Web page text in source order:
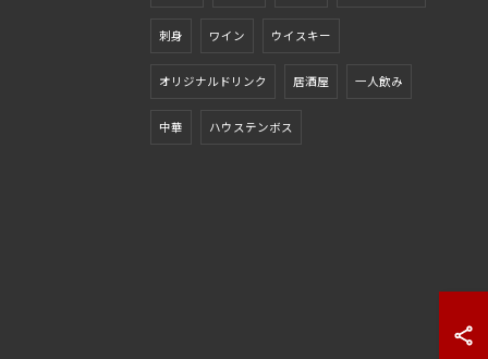
刺身 ワイン ウイスキー
オリジナルドリンク 居酒屋 一人飲み
中華 ハウステンボス